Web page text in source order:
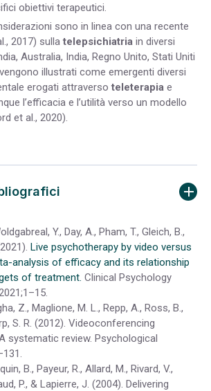
obiettivi terapeutici.
sono in linea con una recente
2017) sulla telepsichiatria in diversi
Australia, India, Regno Unito, Stati Uniti
illustrati come emergenti diversi
erogati attraverso teleterapia e
l’efficacia e l’utilità verso un modello
et al., 2020).
Y., Day, A., Pham, T., Gleich, B.,
Live psychotherapy by video versus
analysis of efficacy and its relationship
of treatment. Clinical Psychology
Z., Maglione, M. L., Repp, A., Ross, B.,
S. R. (2012). Videoconferencing
systematic review. Psychological
B., Payeur, R., Allard, M., Rivard, V.,
P., & Lapierre, J. (2004). Delivering